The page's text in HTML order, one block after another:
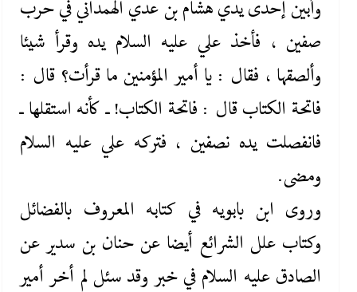
وأبين إحدى يدي هشام بن عدي الهمداني في حرب
صفين ، فأخذ علي عليه ‌السلام يده وقرأ شيئا
وألصقها ، فقال : يا أمير المؤمنين ما قرأت؟ قال :
فاتحة الكتاب قال : فاتحة الكتاب! ـ كأنه استقلها ـ
فانفصلت يده نصفين ، فتركه علي عليه ‌السلام
ومضى.
وروى ابن بابويه في كتابه المعروف بالفضائل
وكتاب علل الشرائع أيضا عن حنان بن سدير عن
الصادق عليه ‌السلام في خبر وقد سئل لم أخر أمير